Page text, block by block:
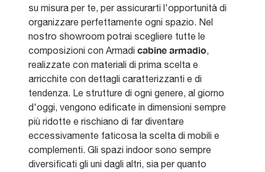
su misura per te, per assicurarti l'opportunità di
organizzare perfettamente ogni spazio. Nel
nostro showroom potrai scegliere tutte le
composizioni con Armadi cabine armadio,
realizzate con materiali di prima scelta e
arricchite con dettagli caratterizzanti e di
tendenza. Le strutture di ogni genere, al giorno
d'oggi, vengono edificate in dimensioni sempre
più ridotte e rischiano di far diventare
eccessivamente faticosa la scelta di mobili e
complementi. Gli spazi indoor sono sempre
diversificati gli uni dagli altri, sia per quanto